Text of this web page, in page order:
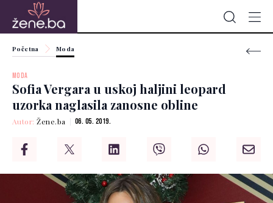
Početna Moda
MODA
Sofia Vergara u uskoj haljini leopard
uzorka naglasila zanosne obline
Autor:Žene.ba 06. 05. 2019.